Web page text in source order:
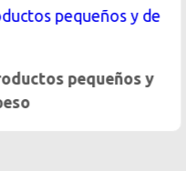
pequeños y